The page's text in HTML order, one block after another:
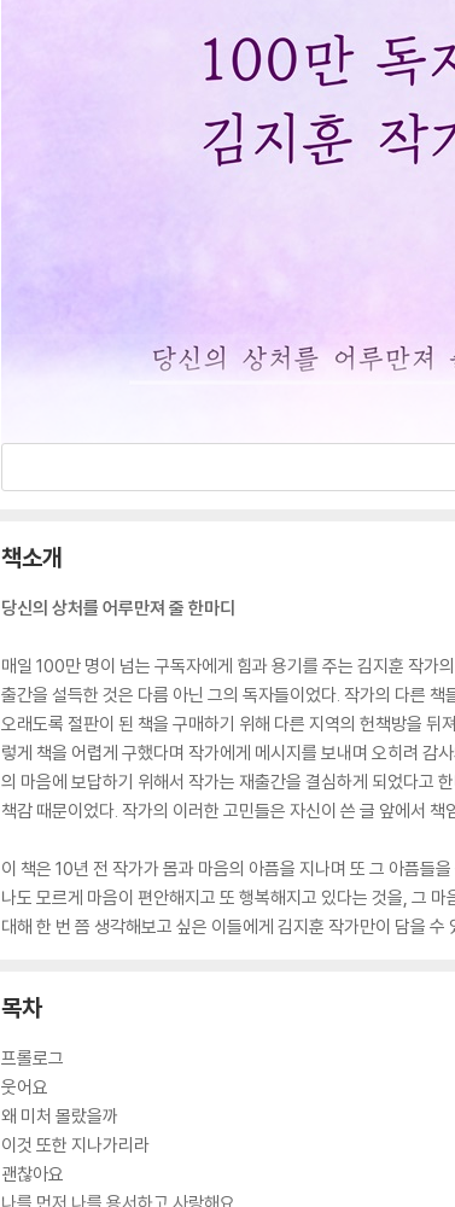
책소개
당신의 상처를 어루만져 줄 한마디
매일 100만 명이 넘는 구독자에게 힘과 용기를 주는 김지훈 작가
출간을 설득한 것은 다름 아닌 그의 독자들이었다. 작가의 다른
오래도록 절판이 된 책을 구매하기 위해 다른 지역의 헌책방을
렇게 책을 어렵게 구했다며 작가에게 메시지를 보내며 오히려 감
의 마음에 보답하기 위해서 작가는 재출간을 결심하게 되었다고
책감 때문이었다. 작가의 이러한 고민들은 자신이 쓴 글 앞에서
이 책은 10년 전 작가가 몸과 마음의 아픔을 지나며 또 그 아픔들
나도 모르게 마음이 편안해지고 또 행복해지고 있다는 것을, 그
대해 한 번 쯤 생각해보고 싶은 이들에게 김지훈 작가만이 담을
목차
프롤로그
웃어요
왜 미처 몰랐을까
이것 또한 지나가리라
괜찮아요